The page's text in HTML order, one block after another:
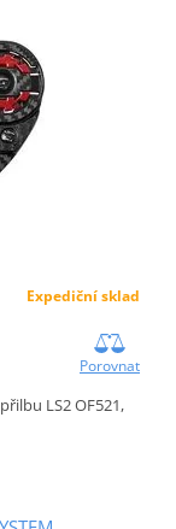
Expediční sklad
Porovnat
LS2 OF521,